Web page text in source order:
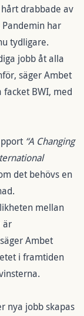
drabbade av
har
tydligare.
jobb åt alla
säger Ambet
BWI, med
“A Changing
det behövs en
mellan
är
Ambet
i framtiden
nya jobb skapas